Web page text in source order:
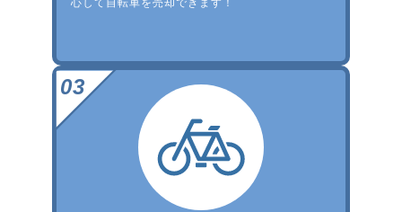
心して自転車を売却できます！